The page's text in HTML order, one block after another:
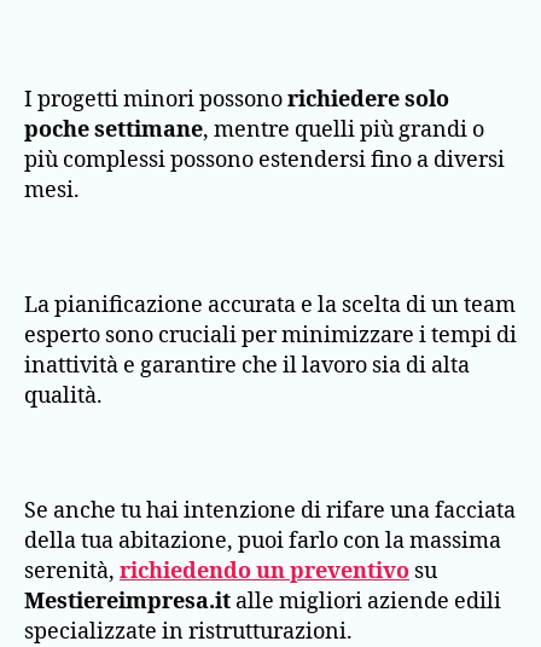
I progetti minori possonorichiedere solo
poche settimane, mentre quelli più grandi o
più complessi possono estendersi fino a diversi
mesi.
La pianificazione accurata e la scelta di un team
esperto sono cruciali per minimizzare i tempi di
inattività e garantire che il lavoro sia di alta
qualità.
Se anche tu hai intenzione di rifare una facciata
della tua abitazione, puoi farlo con la massima
serenità, richiedendo un preventivo su
Mestiereimpresa.it alle migliori aziende edili
specializzate in ristrutturazioni.